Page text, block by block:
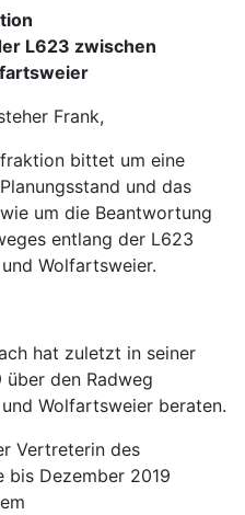
L623 zwischen
Frank,
bittet um eine
und das
um die Beantwortung
entlang der L623
Wolfartsweier.
hat zuletzt in seiner
den Radweg
Wolfartsweier beraten.
Vertreterin des
bis Dezember 2019